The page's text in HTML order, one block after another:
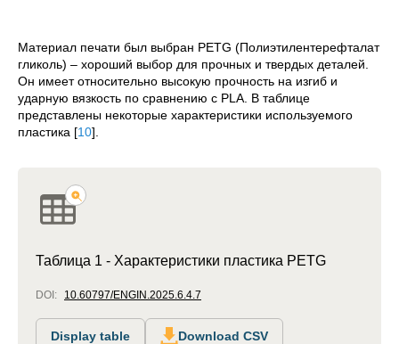
Материал печати был выбран PETG (Полиэтилентерефталат
гликоль) – хороший выбор для прочных и твердых деталей.
Он имеет относительно высокую прочность на изгиб и
ударную вязкость по сравнению с PLA. В таблице
представлены некоторые характеристики используемого
пластика [10]
Таблица 1 - Характеристики пластика PETG
DOI: 10.60797/ENGIN.2025.6.4.7
Display table Download CSV